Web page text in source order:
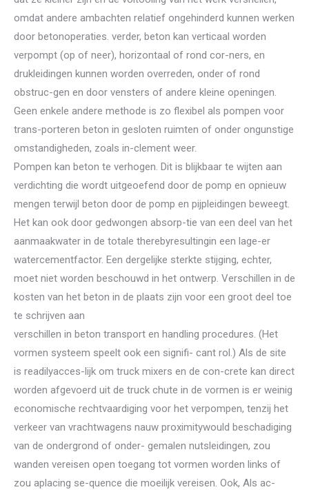
omdat andere ambachten relatief ongehinderd kunnen werken
door betonoperaties. verder, beton kan verticaal worden
verpompt (op of neer), horizontaal of rond cor-ners, en
drukleidingen kunnen worden overreden, onder of rond
obstruc-gen en door vensters of andere kleine openingen.
Geen enkele andere methode is zo flexibel als pompen voor
trans-porteren beton in gesloten ruimten of onder ongunstige
omstandigheden, zoals in-clement weer.
Pompen kan beton te verhogen. Dit is blijkbaar te wijten aan
verdichting die wordt uitgeoefend door de pomp en opnieuw
mengen terwijl beton door de pomp en pijpleidingen beweegt.
Het kan ook door gedwongen absorp-tie van een deel van het
aanmaakwater in de totale therebyresultingin een lage-er
watercementfactor. Een dergelijke sterkte stijging, echter,
moet niet worden beschouwd in het ontwerp. Verschillen in de
kosten van het beton in de plaats zijn voor een groot deel toe
te schrijven aan
verschillen in beton transport en handling procedures. (Het
vormen systeem speelt ook een signifi- cant rol.) Als de site
is readilyacces-lijk om truck mixers en de con-crete kan direct
worden afgevoerd uit de truck chute in de vormen is er weinig
economische rechtvaardiging voor het verpompen, tenzij het
verkeer van vrachtwagens nauw proximitywould beschadiging
van de ondergrond of onder- gemalen nutsleidingen, zou
wanden vereisen open toegang tot vormen worden links of
zou aplacing se-quence die moeilijk vereisen. Ook, Als ac-